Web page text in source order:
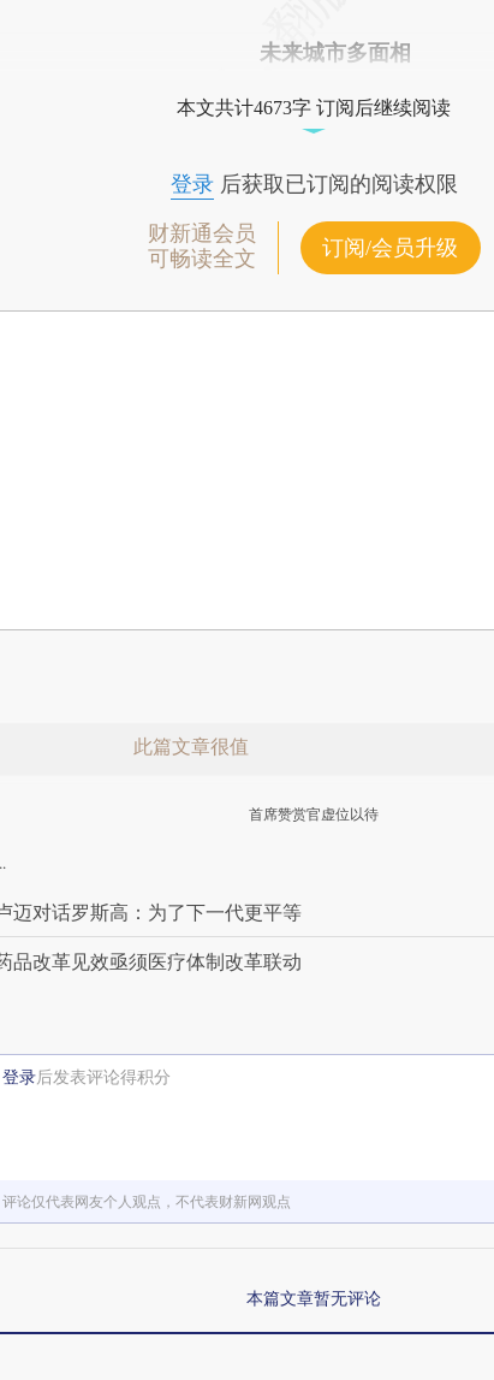
未来城市多面相
本文共计4673字 订阅后继续阅读
登录后获取已订阅的阅读权限
财新通会员
可畅读全文
订阅/会员升级
此篇文章很值
首席赞赏官虚位以待
迈对话罗斯高：为了下一代更平等
品改革见效亟须医疗体制改革联动
登录后发表评论得积分
评论仅代表网友个人观点，不代表财新网观点
本篇文章暂无评论